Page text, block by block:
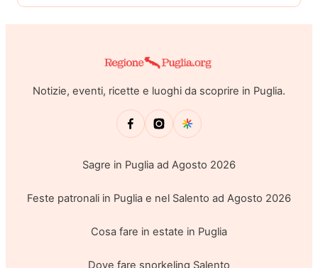
Notizie, eventi, ricette e luoghi da scoprire in Puglia.
Sagre in Puglia ad Agosto 2026
Feste patronali in Puglia e nel Salento ad Agosto 2026
Cosa fare in estate in Puglia
Dove fare snorkeling Salento